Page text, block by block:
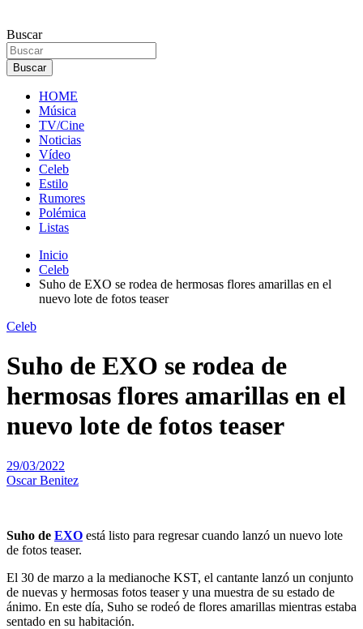
Buscar
Buscar
HOME
Música
TV/Cine
Noticias
Vídeo
Celeb
Estilo
Rumores
Polémica
Listas
Inicio
Celeb
Suho de EXO se rodea de hermosas flores amarillas en el
nuevo lote de fotos teaser
Celeb
Suho de EXO se rodea de
hermosas flores amarillas en el
nuevo lote de fotos teaser
29/03/2022
Oscar Benitez
Suho de EXO está listo para regresar cuando lanzó un nuevo lote
de fotos teaser.
El 30 de marzo a la medianoche KST, el cantante lanzó un conjunto
de nuevas y hermosas fotos teaser y una muestra de su estado de
ánimo. En este día, Suho se rodeó de flores amarillas mientras estaba
sentado en su habitación.